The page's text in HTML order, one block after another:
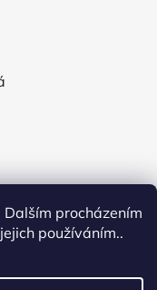
procházením
používáním..